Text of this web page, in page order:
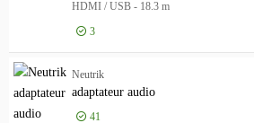
En stock
StarTech
Lindy
HDMI / USB - 18.3 m
3
Neutrik
adaptateur audio
41